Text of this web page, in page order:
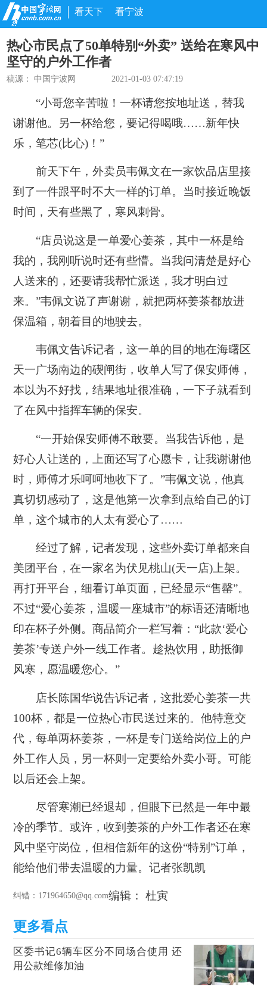
看天下 看宁波
热心市民点了50单特别“外卖” 送给在寒风中
坚守的户外工作者
稿源：中国宁波网 2021-01-03 07:47:19
“小哥您辛苦啦！一杯请您按地址送，替我
谢谢他。另一杯给您，要记得喝哦……新年快
乐，笔芯(比心)！”
前天下午，外卖员韦佩文在一家饮品店里接
到了一件跟平时不大一样的订单。当时接近晚饭
时间，天有些黑了，寒风刺骨。
“店员说这是一单爱心姜茶，其中一杯是给
我的，我刚听说时还有些懵。当我问清楚是好心
人送来的，还要请我帮忙派送，我才明白过
来。”韦佩文说了声谢谢，就把两杯姜茶都放进
保温箱，朝着目的地驶去。
韦佩文告诉记者，这一单的目的地在海曙区
天一广场南边的碶闸街，收单人写了保安师傅，
本以为不好找，结果地址很准确，一下子就看到
了在风中指挥车辆的保安。
“一开始保安师傅不敢要。当我告诉他，是
好心人让送的，上面还写了心愿卡，让我谢谢他
时，师傅才乐呵呵地收下了。”韦佩文说，他真
真切切感动了，这是他第一次拿到点给自己的订
单，这个城市的人太有爱心了……
经过了解，记者发现，这些外卖订单都来自
美团平台，在一家名为伏见桃山(天一店)上架。
再打开平台，细看订单页面，已经显示“售罄”。
不过“爱心姜茶，温暖一座城市”的标语还清晰地
印在杯子外侧。商品简介一栏写着：“此款‘爱心
姜茶’专送户外一线工作者。趁热饮用，助抵御
风寒，愿温暖您心。”
店长陈国华说告诉记者，这批爱心姜茶一共
100杯，都是一位热心市民送过来的。他特意交
代，每单两杯姜茶，一杯是专门送给岗位上的户
外工作人员，另一杯则一定要给外卖小哥。可能
以后还会上架。
尽管寒潮已经退却，但眼下已然是一年中最
冷的季节。或许，收到姜茶的户外工作者还在寒
风中坚守岗位，但相信新年的这份“特别”订单，
能给他们带去温暖的力量。记者张凯凯
纠错 ：171964650@qq.com编辑： 杜寅
区委书记6辆车区分不同场合使用 还
用公款维修加油